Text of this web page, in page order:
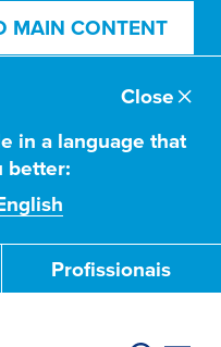
MAIN CONTENT
in a language that
better:
Close
Profissionais